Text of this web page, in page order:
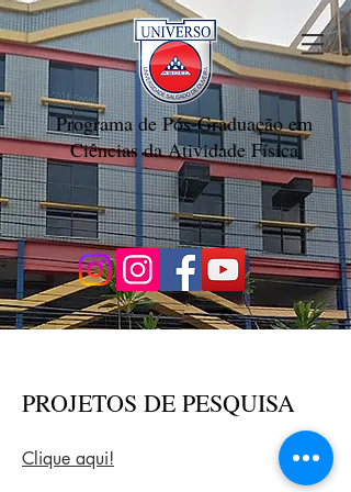
Programa de Pós-Graduação em
Ciências da Atividade Física
PROJETOS DE PESQUISA
Clique aqui!